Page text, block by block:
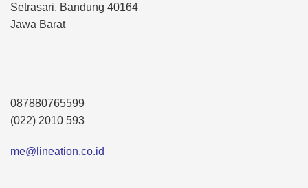
Setrasari, Bandung 40164
Jawa Barat
087880765599
(022) 2010 593
me@lineation.co.id